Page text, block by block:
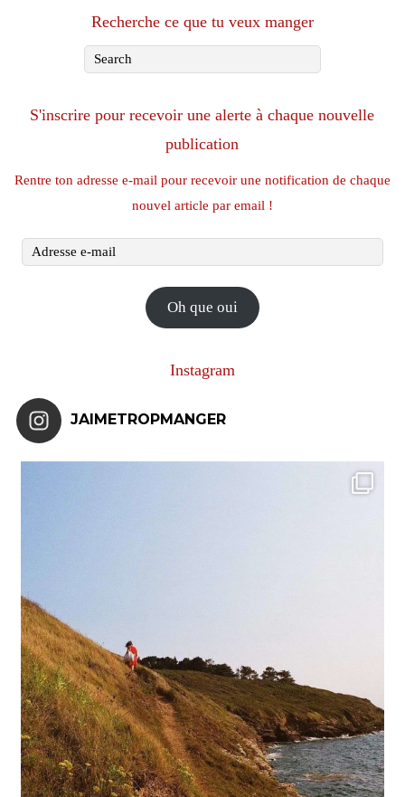
Recherche ce que tu veux manger
S'inscrire pour recevoir une alerte à chaque nouvelle
publication
Rentre ton adresse e-mail pour recevoir une notification de chaque
nouvel article par email !
Adresse
Oh que oui
Instagram
JAIMETROPMANGER